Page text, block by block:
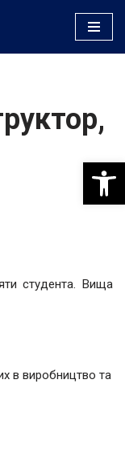
студента. Вища
в виробництво та